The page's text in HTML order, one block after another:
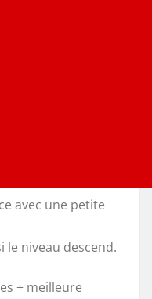
avec une petite
le niveau descend.
+ meilleure